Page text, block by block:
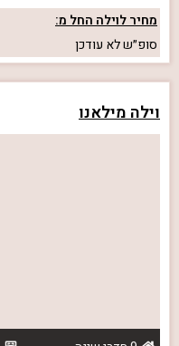
מחיר לוילה החל מ:
סופ״שלא עודכן
וילה מילאנו